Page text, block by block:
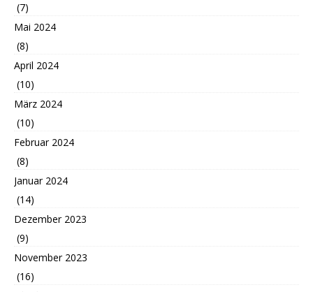
(7)
Mai 2024
(8)
April 2024
(10)
März 2024
(10)
Februar 2024
(8)
Januar 2024
(14)
Dezember 2023
(9)
November 2023
(16)